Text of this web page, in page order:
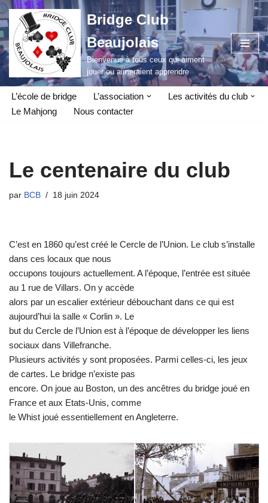
Aller
au
contenu
Bridge Club
Beaujolais
Bienvenue à tous ceux qui aiment
jouer ou aimeraient apprendre
L’école de bridge L’association
Les activités du club
Le Mahjong
Nous contacter
Le centenaire du club
par BCB 18 juin 2024
C’est en 1860 qu’est créé le Cercle de l’Union. Le club s’installe
dans ces locaux que nous
occupons toujours actuellement. A l’époque, l’entrée est située
au 1 rue de Villars. On y accède
alors par un escalier extérieur débouchant dans ce qui est
aujourd’hui la salle « Corlin ». Le
but du Cercle de l’Union est à l’époque de développer les liens
sociaux dans Villefranche.
Plusieurs activités y sont proposées. Parmi celles-ci, les jeux
de cartes. Le bridge n’existe pas
encore. On joue au Boston, un des ancêtres du bridge joué en
France et aux Etats-Unis, comme
le Whist joué essentiellement en Angleterre.